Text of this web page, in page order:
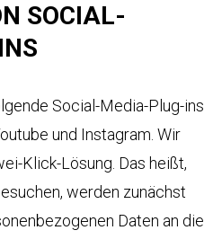
SOCIAL-
Social-Media-Plug-ins
und Instagram. Wir
Klick-Lösung. Das heißt,
werden zunächst
Daten an die